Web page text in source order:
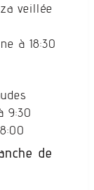
veillée
à 18:30
9:30
de